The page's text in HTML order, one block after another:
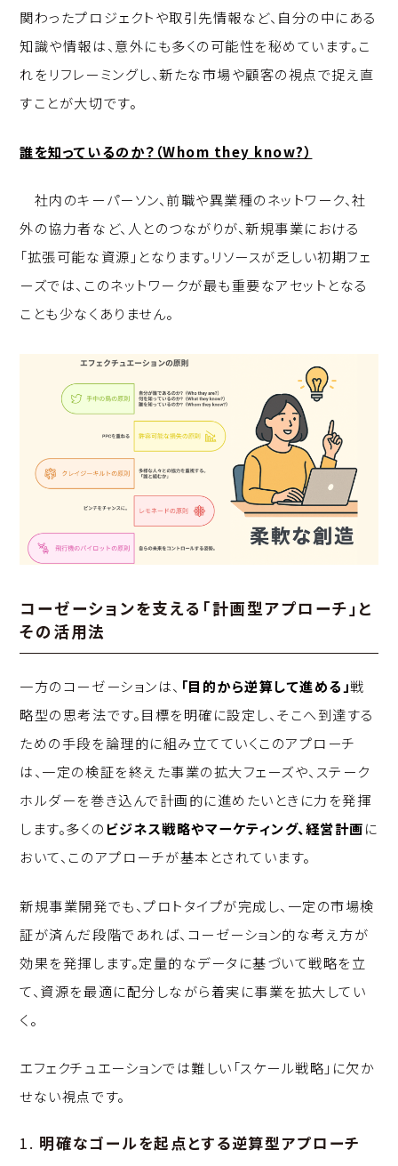
関わったプロジェクトや取引先情報など、自分の中にある
知識や情報は、意外にも多くの可能性を秘めています。こ
れをリフレーミングし、新たな市場や顧客の視点で捉え直
すことが大切です。
誰を知っているのか？（Whom they know?）
社内のキーパーソン、前職や異業種のネットワーク、社
外の協力者など、人とのつながりが、新規事業における
「拡張可能な資源」となります。リソースが乏しい初期フェ
ーズでは、このネットワークが最も重要なアセットとなる
ことも少なくありません。
コーゼーションを支える「計画型アプローチ」と
その活用法
一方のコーゼーションは、 「目的から逆算して進める」戦
略型の思考法です。目標を明確に設定し、そこへ到達する
ための手段を論理的に組み立てていくこのアプローチ
は、一定の検証を終えた事業の拡大フェーズや、ステーク
ホルダーを巻き込んで計画的に進めたいときに力を発揮
します。多くのビジネス戦略やマーケティング、経営計画に
おいて、このアプローチが基本とされています。
新規事業開発でも、プロトタイプが完成し、一定の市場検
証が済んだ段階であれば、コーゼーション的な考え方が
効果を発揮します。定量的なデータに基づいて戦略を立
て、資源を最適に配分しながら着実に事業を拡大してい
く。
エフェクチュエーションでは難しい「スケール戦略」に欠か
せない視点です。
1. 明確なゴールを起点とする逆算型アプローチ